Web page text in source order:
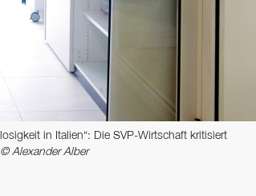
in Italien“: Die SVP-Wirtschaft kritisiert
© Alexander Alber